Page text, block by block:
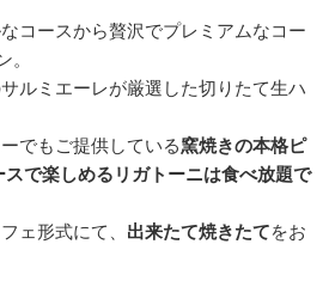
コースから贅沢でプレミアムなコー
ルミエーレが厳選した切りたて生ハ
でもご提供している窯焼きの本格ピ
で楽しめるリガトーニは食べ放題で
ェ形式にて、 出来たて焼きたてをお